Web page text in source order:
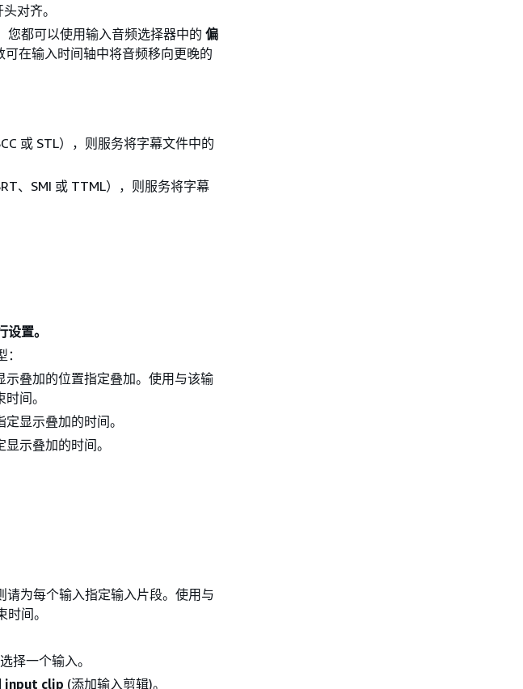
对齐。
您都可以使用输入音频选择器中的 偏
可在输入时间轴中将音频移向更晚的
或 STL），则服务将字幕文件中的
、SMI 或 TTML），则服务将字幕
置。
叠加的位置指定叠加。使用与该输
间。
显示叠加的时间。
示叠加的时间。
为每个输入指定输入片段。使用与
间。
择一个输入。
input clip (添加输入剪辑)。